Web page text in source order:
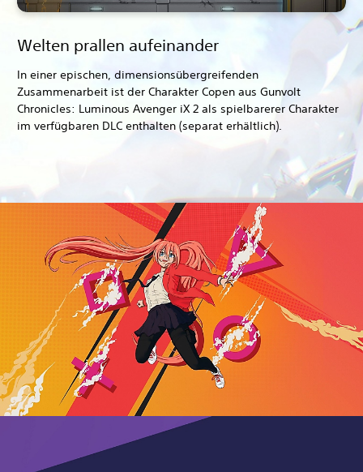
Welten prallen aufeinander
In einer epischen, dimensionsübergreifenden
Zusammenarbeit ist der Charakter Copen aus Gunvolt
Chronicles: Luminous Avenger iX 2 als spielbarerer Charakter
im verfügbaren DLC enthalten (separat erhältlich).